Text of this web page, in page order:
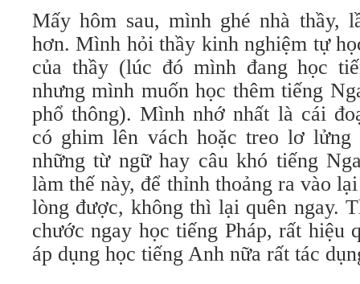
Mấy hôm sau, mình ghé nhà thầy,
hơn. Mình hỏi thầy kinh nghiệm tự
của thầy (lúc đó mình đang học
nhưng mình muốn học thêm tiếng
phổ thông). Mình nhớ nhất là cái
có ghim lên vách hoặc treo lơ
những từ ngữ hay câu khó tiếng
làm thế này, để thỉnh thoảng ra vào
lòng được, không thì lại quên ngay.
chước ngay học tiếng Pháp, rất hiệu
áp dụng học tiếng Anh nữa rất tác